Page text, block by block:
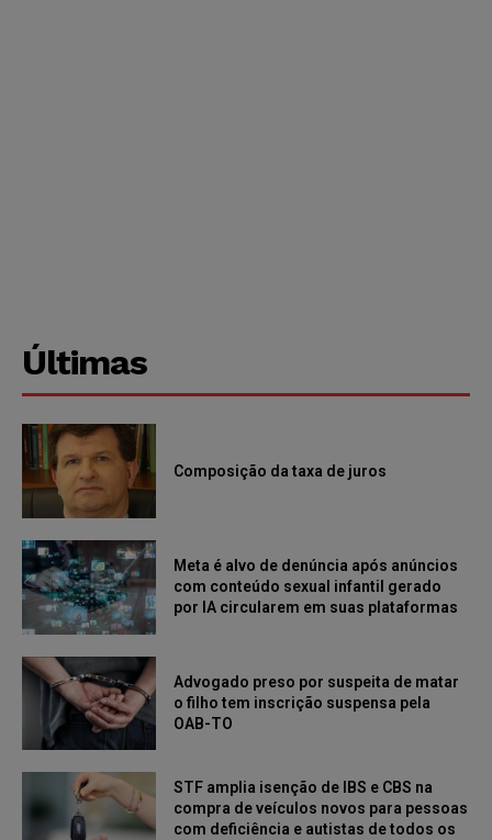
Últimas
Composição da taxa de juros
Meta é alvo de denúncia após anúncios
com conteúdo sexual infantil gerado
por IA circularem em suas plataformas
Advogado preso por suspeita de matar
o filho tem inscrição suspensa pela
OAB-TO
STF amplia isenção de IBS e CBS na
compra de veículos novos para pessoas
com deficiência e autistas de todos os